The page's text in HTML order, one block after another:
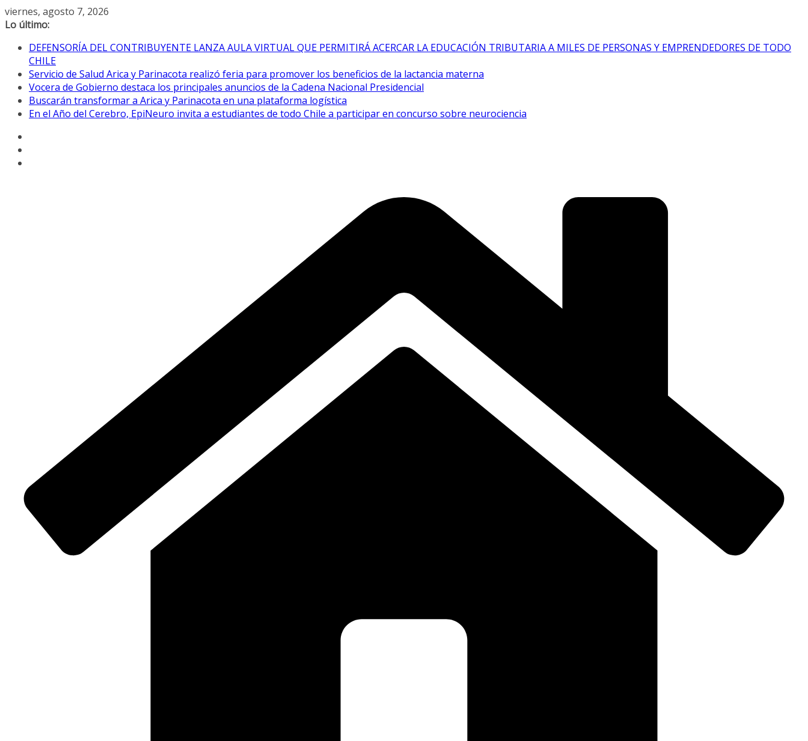
Saltar
al
viernes, agosto 7, 2026
Lo último:
DEFENSORÍA DEL CONTRIBUYENTE LANZA AULA VIRTUAL QUE PERMITIRÁ ACERCAR LA EDUCACIÓN TRIBUTARIA A MILES DE PERSONAS Y EMPRENDEDORES DE TODO
CHILE
Servicio de Salud Arica y Parinacota realizó feria para promover los beneficios de la lactancia materna
Vocera de Gobierno destaca los principales anuncios de la Cadena Nacional Presidencial
Buscarán transformar a Arica y Parinacota en una plataforma logística
En el Año del Cerebro, EpiNeuro invita a estudiantes de todo Chile a participar en concurso sobre neurociencia